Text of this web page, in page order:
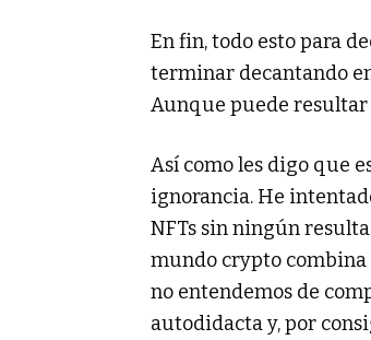
En fin, todo esto para
terminar decantando
Aunque puede resultar
Así como les digo que
ignorancia. He
NFTs sin ningún
mundo crypto combina
no entendemos de
autodidacta y, por